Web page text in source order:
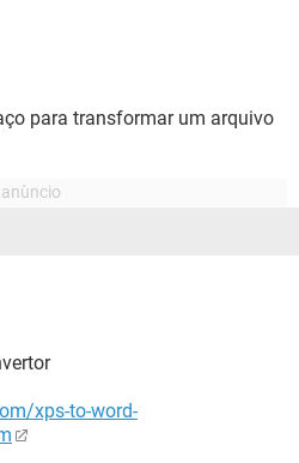
para transformar um arquivo
xps-to-word-